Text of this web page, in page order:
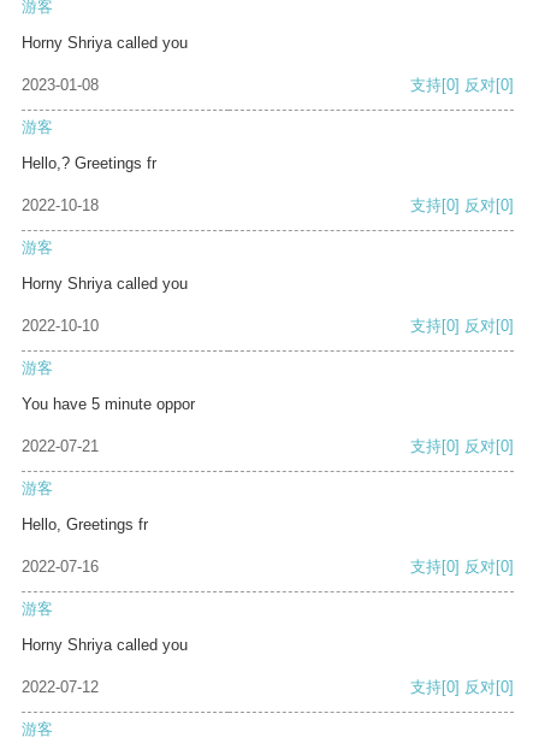
游客
Horny Shriya called you
2023-01-08 支持[0] 反对[0]
游客
Hello,? Greetings fr
2022-10-18 支持[0] 反对[0]
游客
Horny Shriya called you
2022-10-10 支持[0] 反对[0]
游客
You have 5 minute oppor
2022-07-21 支持[0] 反对[0]
游客
Hello, Greetings fr
2022-07-16 支持[0] 反对[0]
游客
Horny Shriya called you
2022-07-12 支持[0] 反对[0]
游客